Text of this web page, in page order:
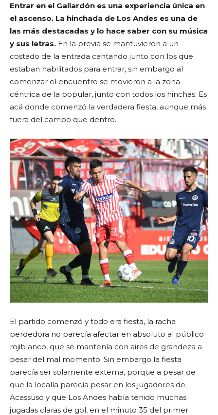
Entrar en el Gallardón es una experiencia única en
el ascenso. La hinchada de Los Andes es una de
las más destacadas y lo hace saber con su música
y sus letras. En la previa se mantuvieron a un
costado de la entrada cantando junto con los que
estaban habilitados para entrar, sin embargo al
comenzar el encuentro se movieron a la zona
céntrica de la popular, junto con todos los hinchas. Es
acá donde comenzó la verdadera fiesta, aunque más
fuera del campo que dentro.
El partido comenzó y todo era fiesta, la racha
perdedora no parecía afectar en absoluto al público
rojiblanco, que se mantenía con aires de grandeza a
pesar del mal momento. Sin embargo la fiesta
parecía ser solamente externa, porque a pesar de
que la localía parecía pesar en los jugadores de
Acassuso y que Los Andes había tenido muchas
jugadas claras de gol, en el minuto 35 del primer